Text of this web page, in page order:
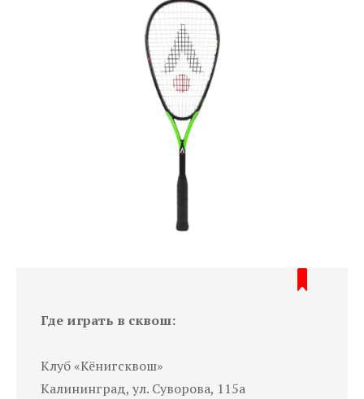
Где играть в сквош:
Клуб «Кёнигсквош»
Калининград, ул. Суворова, 115а